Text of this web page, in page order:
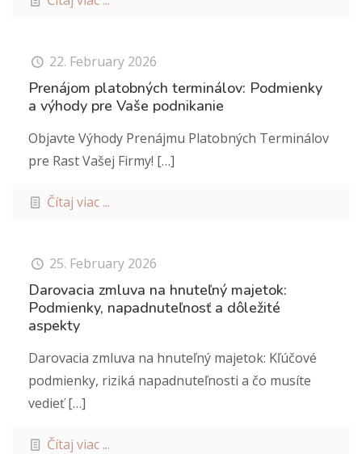
22. February 2026
Prenájom platobných terminálov: Podmienky
a výhody pre Vaše podnikanie
Objavte Výhody Prenájmu Platobných Terminálov
pre Rast Vašej Firmy! […]
Čítaj viac ...
25. February 2026
Darovacia zmluva na hnuteľný majetok:
Podmienky, napadnuteľnosť a dôležité
aspekty
Darovacia zmluva na hnuteľný majetok: Kľúčové
podmienky, riziká napadnuteľnosti a čo musíte
vedieť[…]
Čítaj viac ...